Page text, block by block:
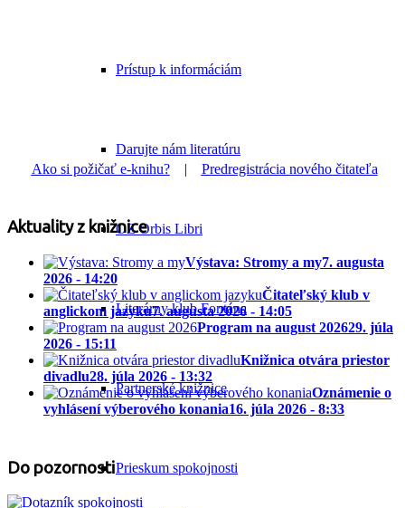
Prístup k informáciám
Darujte nám literatúru
OZ Orbis Libri
Literárny klub Fontána
Partnerské knižnice
Prieskum spokojnosti
Ako si požičať e-knihu?| Predregistrácia nového čitateľa
Aktuality z knižnice
Výstava: Stromy a my7. augusta
2026 - 14:20
Čitateľský klub v
anglickom jazyku7. augusta 2026 - 14:05
Program na august 202629. júla
2026 - 15:11
Knižnica otvára priestor
divadlu28. júla 2026 - 13:32
Oznámenie o
vyhlásení výberového konania16. júla 2026 - 8:33
Do pozornosti